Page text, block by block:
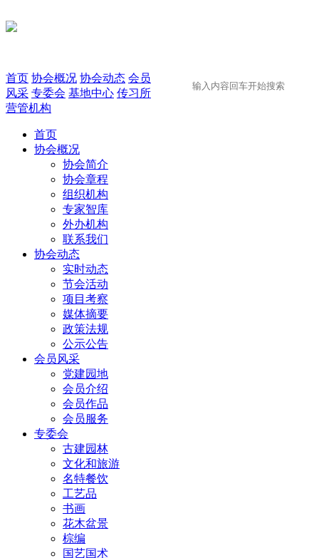
首页 协会概况 协会动态 会员
风采 专委会 基地中心 传习所
营管机构
首页
协会概况
协会简介
协会章程
组织机构
专家智库
外办机构
联系我们
协会动态
实时动态
节会活动
项目考察
媒体摘要
政策法规
公示公告
会员风采
党建园地
会员介绍
会员作品
会员服务
专委会
古建园林
文化和旅游
名特餐饮
工艺品
书画
花木盆景
棕编
国艺国术